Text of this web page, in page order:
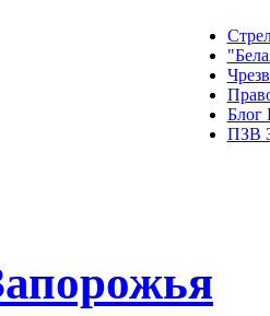
Блог
ПЗВ